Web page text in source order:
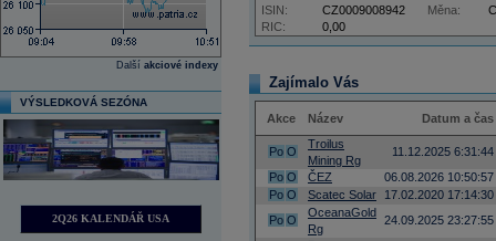
Další akciové indexy
VÝSLEDKOVÁ SEZÓNA
2Q26 KALENDÁŘ USA
RIC: 0,00
ISIN: CZ0009008942 Měna:
Zajímalo Vás
Akce Název Datum a čas
Po O
Troilus
Mining Rg
11.12.2025 6:31:44
Po O ČEZ
06.08.2026 10:50:57
Po O Scatec Solar
17.02.2020 17:14:30
Po O
OceanaGold
Rg
24.09.2025 23:27:55